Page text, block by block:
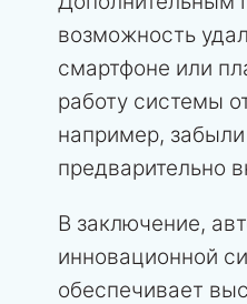
возможность
смартфоне или
работу системы
например,
предварительно
В заключение,
инновационной
обеспечивает